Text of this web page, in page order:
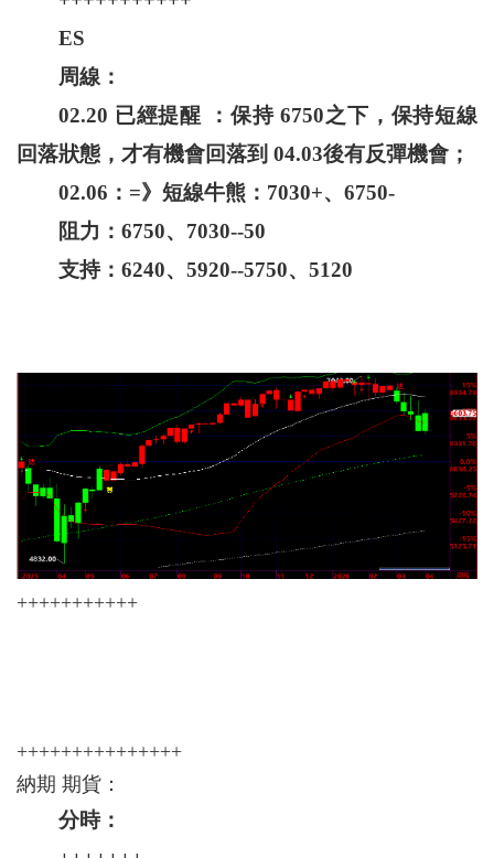
ES
周線：
02.20 已經提醒 ：保持 6750之下，保持短線
回落狀態，才有機會回落到 04.03後有反彈機會；
02.06：=》短線牛熊：7030+、6750-
阻力：6750、7030--50
支持：6240、5920--5750、5120
+++++++++++
+++++++++++++++
納期 期貨：
分時：